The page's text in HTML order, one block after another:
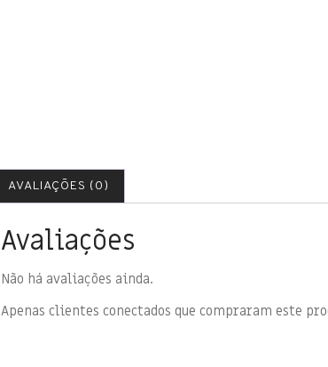
AVALIAÇÕES (0)
Avaliações
Não há avaliações ainda.
Apenas clientes conectados que compraram este